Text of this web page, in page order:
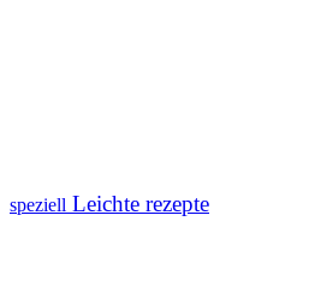
speziell Leichte rezepte